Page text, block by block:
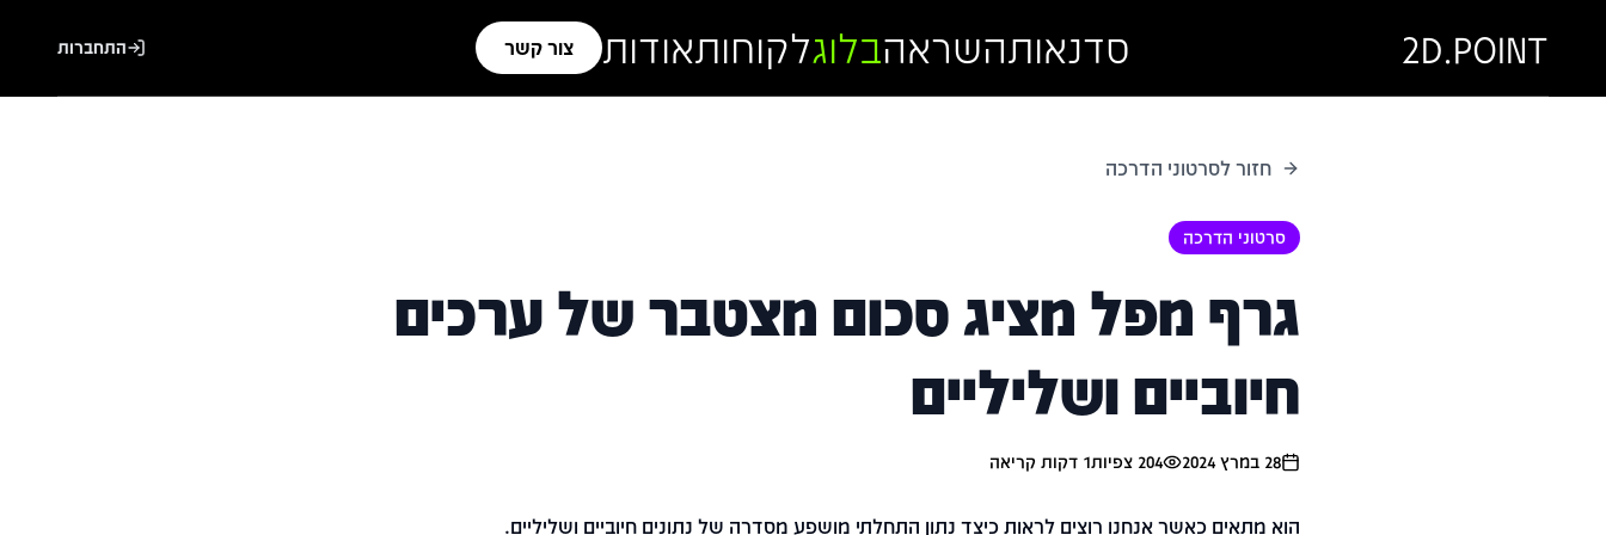
2D.POINT סדנאותהשראהבלוגלקוחותאודות צור קשר התחברות
חזור לסרטוני הדרכה
סרטוני הדרכה
גרף מפל מציג סכום מצטבר של ערכים
חיוביים ושליליים
28 במרץ 2024 204 צפיות1 דקות קריאה
הוא מתאים כאשר אנחנו רוצים לראות כיצד נתון התחלתי מושפע מסדרה של נתונים חיוביים ושליליים.